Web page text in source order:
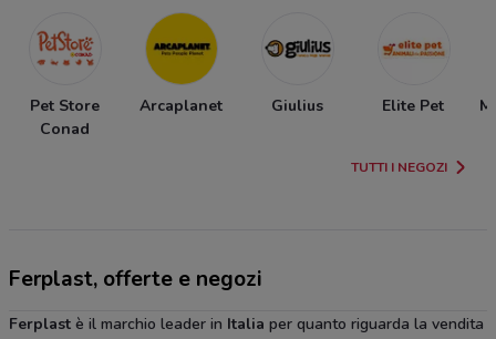
Pet Store
Conad
Arcaplanet Giulius Elite Pet
TUTTI I NEGOZI
Ferplast, offerte e negozi
Ferplast è il marchio leader in Italia per quanto riguarda la vendita